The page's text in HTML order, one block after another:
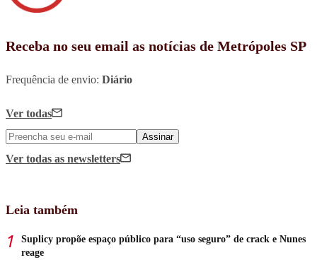
Receba no seu email as notícias de Metrópoles SP
Frequência de envio: Diário
Ver todas
Assinar
Ver todas as newsletters
Leia também
Suplicy propõe espaço público para “uso seguro” de crack e Nunes
reage